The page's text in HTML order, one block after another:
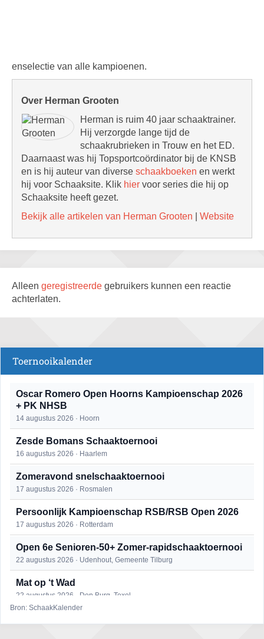
enselectie van alle kampioenen.
Over Herman Grooten
Herman is ruim 40 jaar schaaktrainer.
Hij verzorgde lange tijd de
schaakrubrieken in Trouw en het ED.
Daarnaast was hij Topsportcoördinator bij de KNSB
en is hij auteur van diverse schaakboeken en werkt
hij voor Schaaksite. Klik hier voor series die hij op
Schaaksite heeft gezet.
Bekijk alle artikelen van Herman Grooten
Website
Alleen geregistreerde gebruikers kunnen een reactie
achterlaten.
Toernooikalender
Oscar Romero Open Hoorns Kampioenschap 2026
+ PK NHSB
14 augustus 2026 · Hoorn
Zesde Bomans Schaaktoernooi
16 augustus 2026 · Haarlem
Zomeravond snelschaaktoernooi
17 augustus 2026 · Rosmalen
Persoonlijk Kampioenschap RSB/RSB Open 2026
17 augustus 2026 · Rotterdam
Open 6e Senioren-50+ Zomer-rapidschaaktoernooi
22 augustus 2026 · Udenhout, Gemeente Tilburg
Mat op ‘t Wad
22 augustus 2026 · Den Burg, Texel
Bron: SchaakKalender